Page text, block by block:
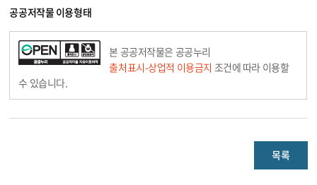
공공저작물 이용형태
본 공공저작물은 공공누리
출처표시-상업적 이용금지 조건에 따라 이용할
수 있습니다.
목록